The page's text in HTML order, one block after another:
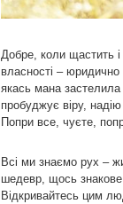
Добре, коли щастить
власності –
якась мана застелила
пробуджує віру,
Попри все, чуєте,
Всі ми знаємо рух –
шедевр, щось
Відкривайтесь цим